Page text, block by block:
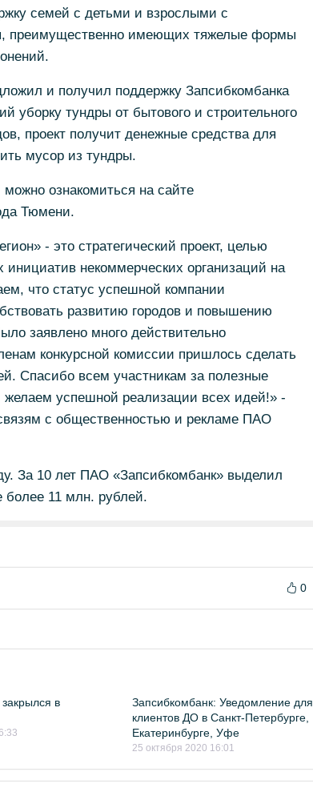
семей с детьми и взрослыми с
преимущественно имеющих тяжелые формы
и получил поддержку Запсибкомбанка
тундры от бытового и строительного
проект получит денежные средства для
мусор из тундры.
ознакомиться на сайте
Тюмени.
- это стратегический проект, целью
инициатив некоммерческих организаций на
что статус успешной компании
развитию городов и повышению
заявлено много действительно
конкурсной комиссии пришлось сделать
Спасибо всем участникам за полезные
успешной реализации всех идей!» -
с общественностью и рекламе ПАО
За 10 лет ПАО «Запсибкомбанк» выделил
более 11 млн. рублей.
0
в
Запсибкомбанк: Уведомление для
клиентов ДО в Санкт-Петербурге,
Екатеринбурге, Уфе
25 октября 2020 16:01